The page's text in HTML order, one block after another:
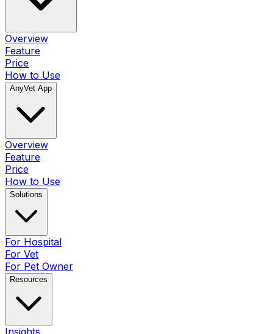
Overview
Feature
Price
How to Use
AnyVet App
Overview
Feature
Price
How to Use
Solutions
For Hospital
For Vet
For Pet Owner
Resources
Insights